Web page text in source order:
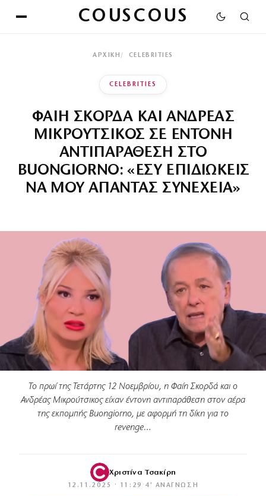
COUSCOUS
ΑΡΧΙΚΉ CELEBRITIES
CELEBRITIES
ΦΑΙΗ ΣΚΟΡΔΑ ΚΑΙ ΑΝΔΡΕΑΣ
ΜΙΚΡΟΥΤΣΙΚΟΣ ΣΕ ΕΝΤΟΝΗ
ΑΝΤΙΠΑΡΑΘΕΣΗ ΣΤΟ
BUONGIORNO: «ΕΣΥ ΕΠΙΔΙΩΚΕΙΣ
ΝΑ ΜΟΥ ΑΠΑΝΤΑΣ ΣΥΝΕΧΕΙΑ»
Το πρωί της Τετάρτης 12 Νοεμβρίου, η Φαίη Σκορδά και ο
Ανδρέας Μικρούτσικος είχαν έντονη αντιπαράθεση στον αέρα
της εκπομπής Buongiorno, με αφορμή τη δίκη για το
revenge…
Χριστίνα Τσακίρη
12.11.2025 · 11:29 · 4′ ΑΝΆΓΝΩΣΗ